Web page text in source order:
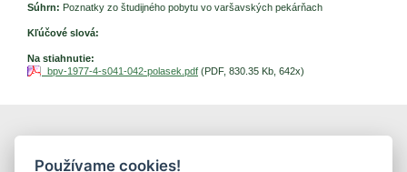
Súhrn: Poznatky zo študijného pobytu vo varšavských pekárňach
Kľúčové slová:
Na stiahnutie:
bpv-1977-4-s041-042-polasek.pdf (PDF, 830.35 Kb, 642x)
Priemyselná 4, 821 08 Bratislava
Používame cookies!